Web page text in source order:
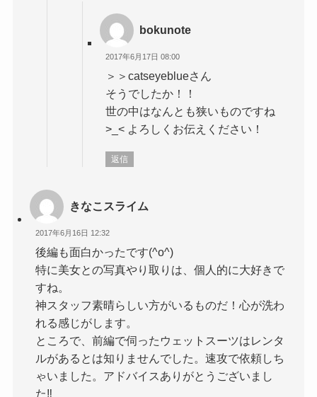
bokunote
2017年6月17日 08:00
＞＞catseyeblueさん
そうでしたか！！
世の中はなんとも狭いものですね
>_< よろしくお伝えください！
返信
きなこスライム
2017年6月16日 12:32
後編も面白かったです(^o^)
特に美女との写真やり取りは、個人的に大好きで
すね。
神スタッフ素晴らしい方がいるものだ！心が洗わ
れる感じがします。
ところで、前編で伺ったウェットスーツはレンタ
ルがあるとは知りませんでした。速攻で依頼しち
ゃいました。アドバイスありがとうございまし
た‼